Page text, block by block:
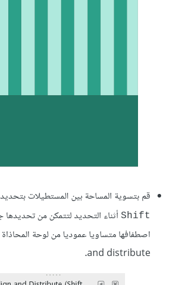
قم بتسوية المساحة بين المستطيلات
Shift أثناء التحديد لتتمكن من تحديدها
and distribute.